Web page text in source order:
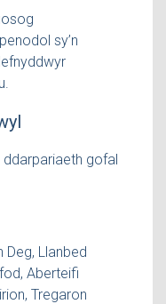
sy’n
gofal
Deg, Llanbed
Aberteifi
Tregaron